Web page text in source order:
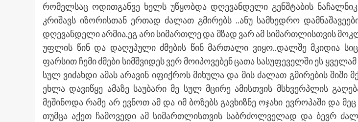
რომელსაც ოდითგანვე ხელს უწყობდა დღევანდელი გენშტაბის
კრიშავს იზორისთან ერთად ძალათ გმირებს ..ანუ სამხედრო
დღევანდელი არმია.ეგ არი სიმართლე და მზად ვარ ამ სიმართლისთვის
უფლის წინ და დაღუპული ძმების წინ მართალი ვიყო..დალშე მკიდია
ფარსით ჩემი ძმები სიმშვიდეს ვერ მოიპოვებენ ცათა სასუფეველში ეს
სულ ვიძახდი ამას არავინ იფიქროს მიხულა და მის ძალათ გმირების შიში
ეხლა დავიწყე ამაზე საუბარი მე სულ მცირე ამისთვის მსხვერპლის
მეშინოდა რამე არ ევნოთ ამ და იმ ბოზებს გავხიზნე ოჯახი ევროპაში და
თუმცა აქეთ ჩამოვედი ამ სიმართლისთვის საბრძოლველად და ბევრ